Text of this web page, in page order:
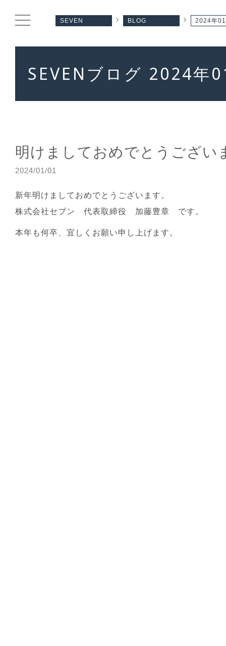
SEVEN BLOG 2024年
SEVENブログ 2024年
明けましておめでとうござい
2024/01/01
新年明けましておめでとうございます。
株式会社セブン 代表取締役 加藤豊章 です。
本年も何卒、宜しくお願い申し上げます。